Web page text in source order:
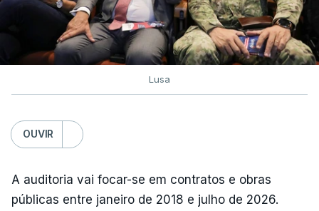
Lusa
OUVIR
A auditoria vai focar-se em contratos e obras
públicas entre janeiro de 2018 e julho de 2026.